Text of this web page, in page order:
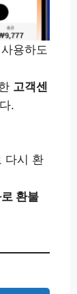
용하도
고객센
.
다시 환
환불